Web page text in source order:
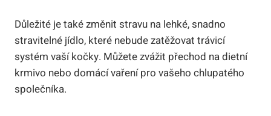
Důležité je také⁤ změnit stravu na lehké, snadno
stravitelné jídlo,‍ které nebude zatěžovat trávicí
systém ⁢vaší⁤ kočky.‍ Můžete ⁢zvážit‍ přechod na​ dietní‍
krmivo nebo domácí‍ vaření pro vašeho chlupatého
společníka.